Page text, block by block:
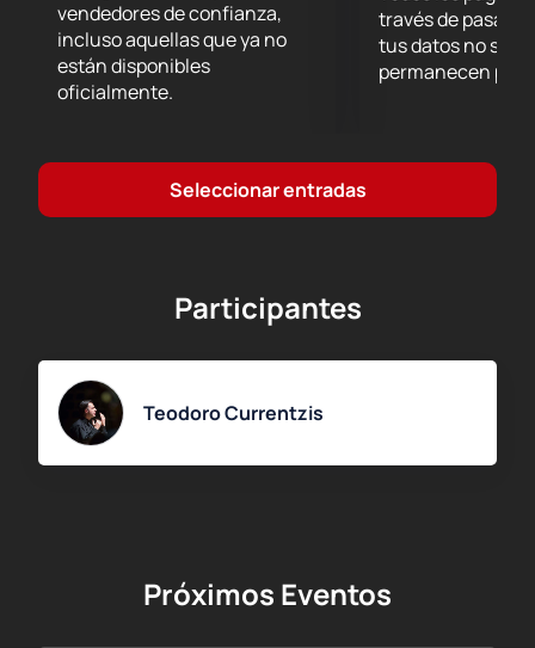
vendedores de confianza,
incluso aquellas que ya no
están disponibles
oficialmente.
través de
tus datos no se
permanecen
Seleccionar entradas
Participantes
Teodoro Currentzis
Próximos Eventos